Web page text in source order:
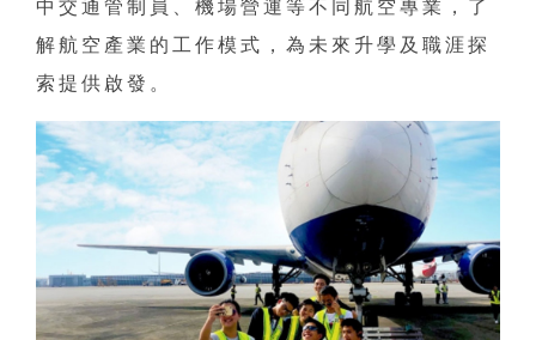
中交通管制員、機場營運等不同航空專業，了
解航空產業的工作模式，為未來升學及職涯探
索提供啟發。